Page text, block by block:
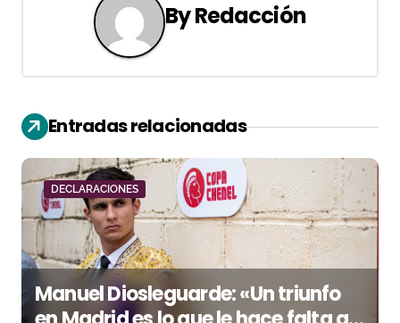
c
i
ó
n
d
e
e
ByRedacción
Entradas relacionadas
DECLARACIONES
Manuel Diosleguarde: «Un triunfo